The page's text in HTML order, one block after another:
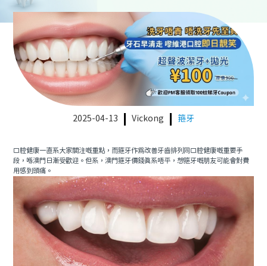
醫生介紹doctor introduction
醫療新聞 medical news
種植牙dental implant
orthodontics
預約牙醫contact us
WhatsApp預約
2025-04-13 Vickong 箍牙
口腔健康一直系大家關注嘅重點，而箍牙作為改善牙齒排列同口腔健康嘅重要手
段，喺澳門日漸受歡迎。但系，澳門箍牙價錢真系唔平，想箍牙嘅朋友可能會對費
用感到頭痛。